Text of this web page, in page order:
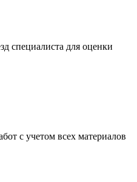
специалиста для оценки
с учетом всех материалов